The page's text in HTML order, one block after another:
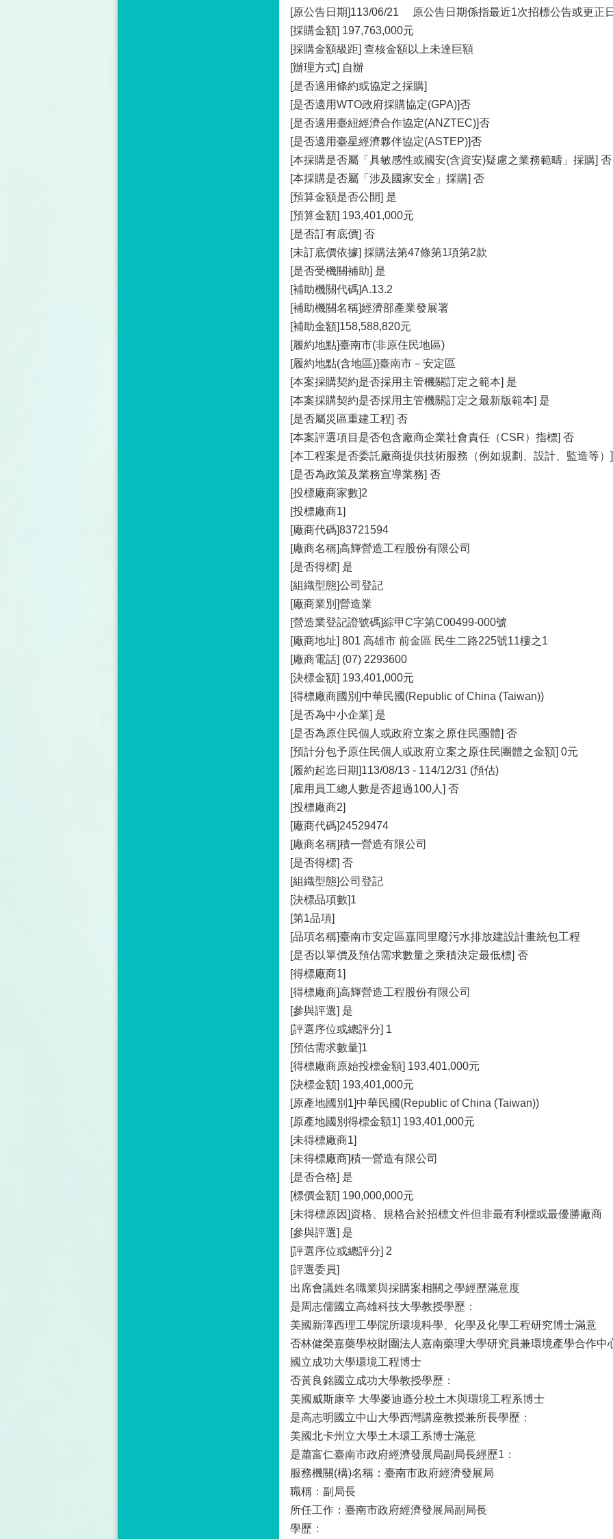
[原公告日期]113/06/21 原公告日期係指最近1次招標公告或更正
[採購金額] 197,763,000元
[採購金額級距] 查核金額以上未達巨額
[辦理方式] 自辦
[是否適用條約或協定之採購]
[是否適用WTO政府採購協定(GPA)]否
[是否適用臺紐經濟合作協定(ANZTEC)]否
[是否適用臺星經濟夥伴協定(ASTEP)]否
[本採購是否屬「具敏感性或國安(含資安)疑慮之業務範疇」採購] 否
[本採購是否屬「涉及國家安全」採購] 否
[預算金額是否公開] 是
[預算金額] 193,401,000元
[是否訂有底價] 否
[未訂底價依據] 採購法第47條第1項第2款
[是否受機關補助] 是
[補助機關代碼]A.13.2
[補助機關名稱]經濟部產業發展署
[補助金額]158,588,820元
[履約地點]臺南市(非原住民地區)
[履約地點(含地區)]臺南市－安定區
[本案採購契約是否採用主管機關訂定之範本] 是
[本案採購契約是否採用主管機關訂定之最新版範本] 是
[是否屬災區重建工程] 否
[本案評選項目是否包含廠商企業社會責任（CSR）指標] 否
[本工程案是否委託廠商提供技術服務（例如規劃、設計、監造等）
[是否為政策及業務宣導業務] 否
[投標廠商家數]2
[投標廠商1]
[廠商代碼]83721594
[廠商名稱]高輝營造工程股份有限公司
[是否得標] 是
[組織型態]公司登記
[廠商業別]營造業
[營造業登記證號碼]綜甲C字第C00499-000號
[廠商地址] 801 高雄市 前金區 民生二路225號11樓之1
[廠商電話] (07) 2293600
[決標金額] 193,401,000元
[得標廠商國別]中華民國(Republic of China (Taiwan))
[是否為中小企業] 是
[是否為原住民個人或政府立案之原住民團體] 否
[預計分包予原住民個人或政府立案之原住民團體之金額] 0元
[履約起迄日期]113/08/13 - 114/12/31 (預估)
[雇用員工總人數是否超過100人] 否
[投標廠商2]
[廠商代碼]24529474
[廠商名稱]積一營造有限公司
[是否得標] 否
[組織型態]公司登記
[決標品項數]1
[第1品項]
[品項名稱]臺南市安定區嘉同里廢污水排放建設計畫統包工程
[是否以單價及預估需求數量之乘積決定最低標] 否
[得標廠商1]
[得標廠商]高輝營造工程股份有限公司
[參與評選] 是
[評選序位或總評分] 1
[預估需求數量]1
[得標廠商原始投標金額] 193,401,000元
[決標金額] 193,401,000元
[原產地國別1]中華民國(Republic of China (Taiwan))
[原產地國別得標金額1] 193,401,000元
[未得標廠商1]
[未得標廠商]積一營造有限公司
[是否合格] 是
[標價金額] 190,000,000元
[未得標原因]資格、規格合於招標文件但非最有利標或最優勝廠商
[參與評選] 是
[評選序位或總評分] 2
[評選委員]
出席會議姓名職業與採購案相關之學經歷滿意度
是周志儒國立高雄科技大學教授學歷：
美國新澤西理工學院所環境科學、化學及化學工程研究博士滿意
否林健榮嘉藥學校財團法人嘉南藥理大學研究員兼環境產學合作中
國立成功大學環境工程博士
否黃良銘國立成功大學教授學歷：
美國威斯康辛 大學麥迪遜分校土木與環境工程系博士
是高志明國立中山大學西灣講座教授兼所長學歷：
美國北卡州立大學土木環工系博士滿意
是蕭富仁臺南市政府經濟發展局副局長經歷1：
服務機關(構)名稱：臺南市政府經濟發展局
職稱：副局長
所任工作：臺南市政府經濟發展局副局長
學歷：